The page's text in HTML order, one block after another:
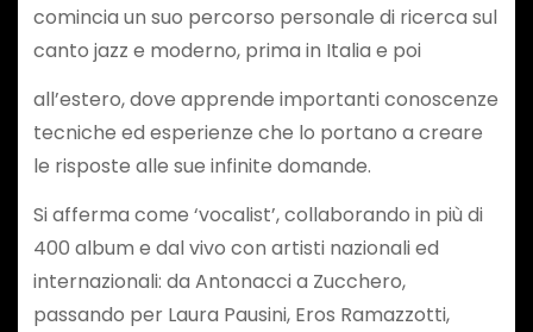
comincia un suo percorso personale di ricerca sul
canto jazz e moderno, prima in Italia e poi
all’estero, dove apprende importanti conoscenze
tecniche ed esperienze che lo portano a creare
le risposte alle sue infinite domande.
Si afferma come ‘vocalist’, collaborando in più di
400 album e dal vivo con artisti nazionali ed
internazionali: da Antonacci a Zucchero,
passando per Laura Pausini, Eros Ramazzotti,